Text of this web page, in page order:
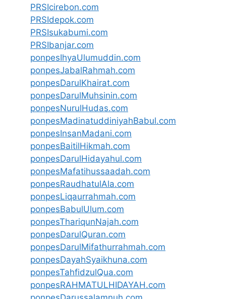
PRSIcirebon.com
PRSIdepok.com
PRSIsukabumi.com
PRSIbanjar.com
ponpesIhyaUlumuddin.com
ponpesJabalRahmah.com
ponpesDarulKhairat.com
ponpesDarulMuhsinin.com
ponpesNurulHudas.com
ponpesMadinatuddiniyahBabul.com
ponpesInsanMadani.com
ponpesBaitilHikmah.com
ponpesDarulHidayahul.com
ponpesMafatihussaadah.com
ponpesRaudhatulAla.com
ponpesLiqaurrahmah.com
ponpesBabulUlum.com
ponpesThariqunNajah.com
ponpesDarulQuran.com
ponpesDarulMifathurrahmah.com
ponpesDayahSyaikhuna.com
ponpesTahfidzulQua.com
ponpesRAHMATULHIDAYAH.com